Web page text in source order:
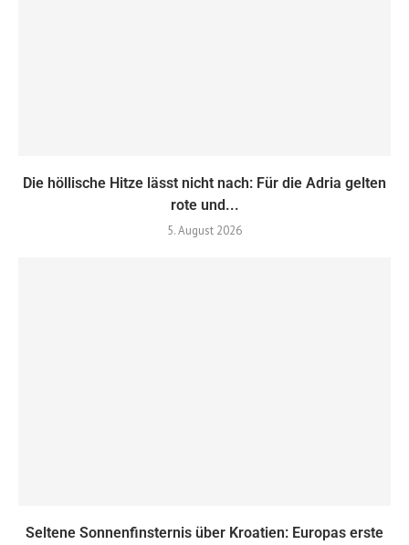
Die höllische Hitze lässt nicht nach: Für die Adria gelten
rote und...
5. August 2026
Seltene Sonnenfinsternis über Kroatien: Europas erste